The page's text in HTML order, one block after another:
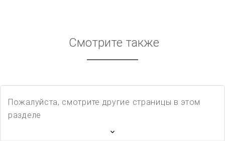
Смотрите также
Пожалуйста, смотрите другие страницы в этом
разделе